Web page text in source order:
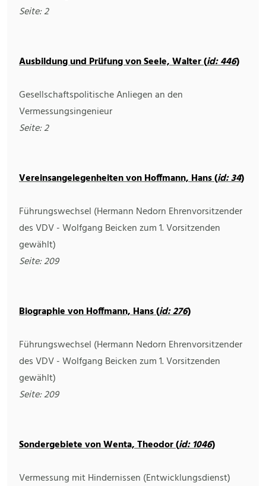
Seite: 2
Ausbildung und Prüfung von Seele, Walter (id: 446)
Gesellschaftspolitische Anliegen an den
Vermessungsingenieur
Seite: 2
Vereinsangelegenheiten von Hoffmann, Hans (id: 34)
Führungswechsel (Hermann Nedorn Ehrenvorsitzender
des VDV - Wolfgang Beicken zum 1. Vorsitzenden
gewählt)
Seite: 209
Biographie von Hoffmann, Hans (id: 276)
Führungswechsel (Hermann Nedorn Ehrenvorsitzender
des VDV - Wolfgang Beicken zum 1. Vorsitzenden
gewählt)
Seite: 209
Sondergebiete von Wenta, Theodor (id: 1046)
Vermessung mit Hindernissen (Entwicklungsdienst)